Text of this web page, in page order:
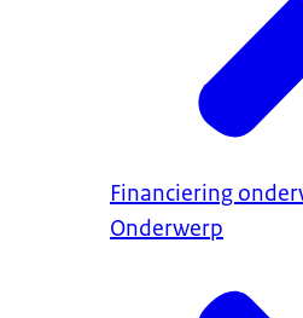
Financiering
Onderwerp